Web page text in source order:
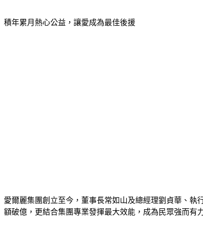
積年累月熱心公益，讓愛成為最佳後援
愛爾麗集團創立至今，董事長常如山及總經理劉貞華、
額破億，更結合集團專業發揮最大效能，成為民眾強而有